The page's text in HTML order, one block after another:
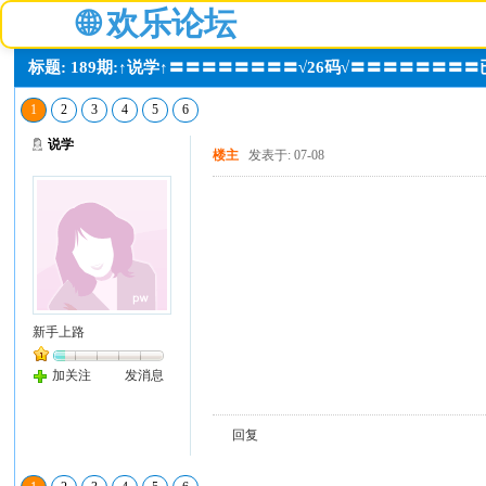
🌐 欢乐论坛
标题: 189期:↑说学↑〓〓〓〓〓〓〓〓√26码√〓〓〓〓〓〓〓〓
1 2 3 4 5 6
说学
新手上路
加关注 发消息
楼主 发表于: 07-08
回复